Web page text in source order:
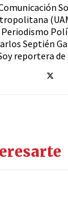
Septién
reportera de